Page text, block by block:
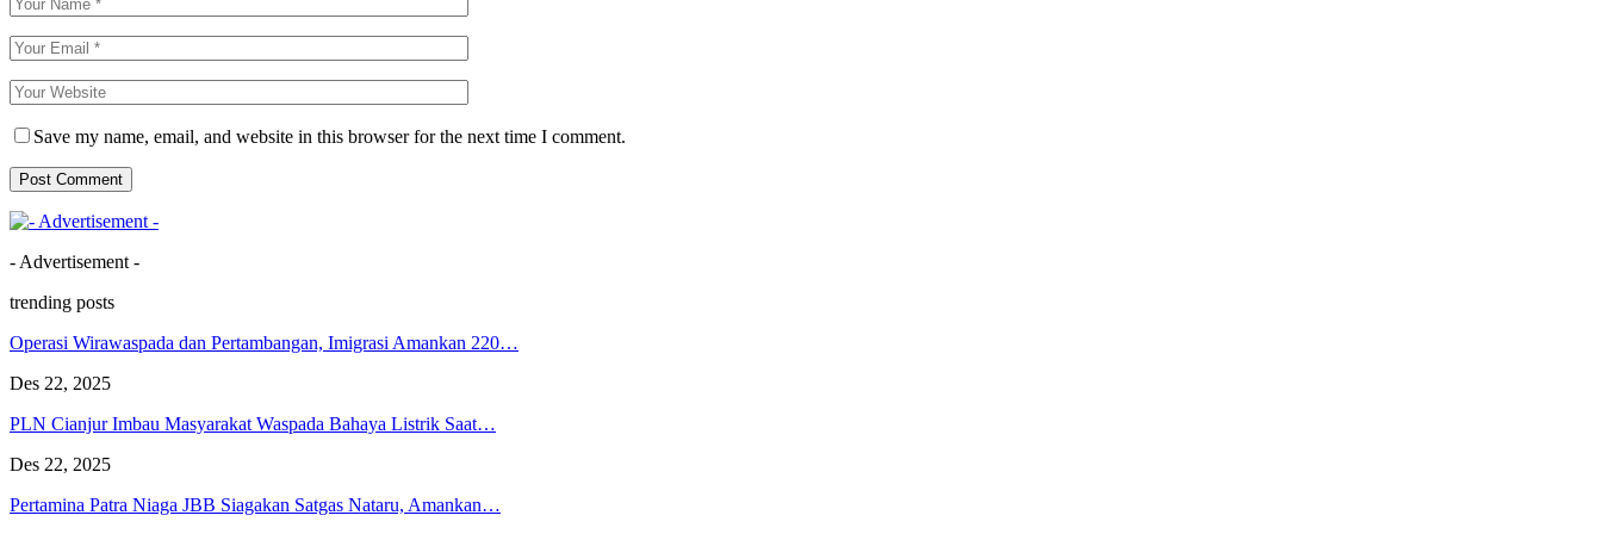
Save my name, email, and website in this browser for the next time I comment.
- Advertisement -
trending posts
Operasi Wirawaspada dan Pertambangan, Imigrasi Amankan 220…
Des 22, 2025
PLN Cianjur Imbau Masyarakat Waspada Bahaya Listrik Saat…
Des 22, 2025
Pertamina Patra Niaga JBB Siagakan Satgas Nataru, Amankan…